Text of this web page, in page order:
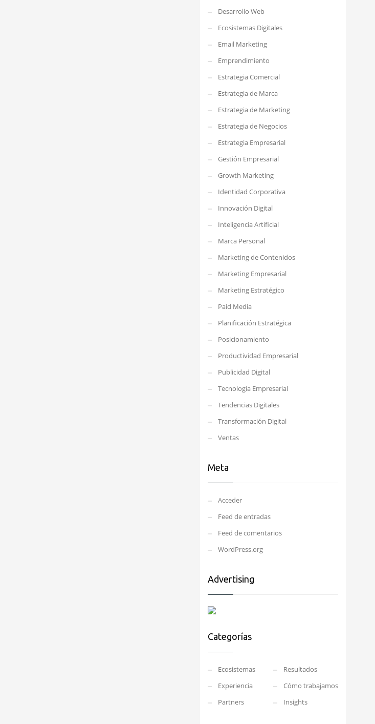
Desarrollo Web
Ecosistemas Digitales
Email Marketing
Emprendimiento
Estrategia Comercial
Estrategia de Marca
Estrategia de Marketing
Estrategia de Negocios
Estrategia Empresarial
Gestión Empresarial
Growth Marketing
Identidad Corporativa
Innovación Digital
Inteligencia Artificial
Marca Personal
Marketing de Contenidos
Marketing Empresarial
Marketing Estratégico
Paid Media
Planificación Estratégica
Posicionamiento
Productividad Empresarial
Publicidad Digital
Tecnología Empresarial
Tendencias Digitales
Transformación Digital
Ventas
Meta
Acceder
Feed de entradas
Feed de comentarios
WordPress.org
Advertising
Categorías
Ecosistemas
Resultados
Experiencia
Cómo trabajamos
Partners
Insights